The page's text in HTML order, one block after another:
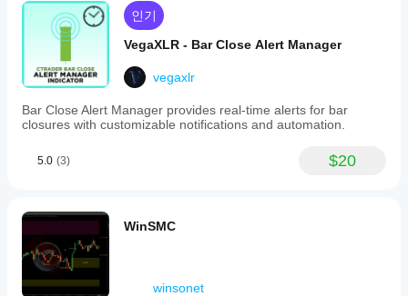
인기
VegaXLR - Bar Close Alert Manager
vegaxlr
Bar Close Alert Manager provides real-time alerts for bar
closures with customizable notifications and automation.
5.0 (3) $20
WinSMC
winsonet